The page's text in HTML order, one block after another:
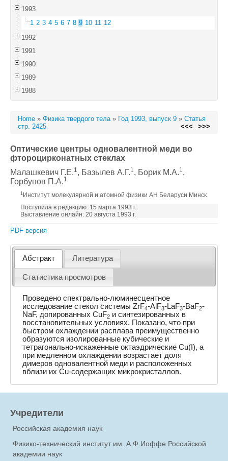
1993
1 2 3 4 5 6 7 8 9 10 11 12
1992
1991
1990
1989
1988
Home » Физика твердого тела» Год 1993, выпуск 9 » Статья
стр. 2425
<<< >>>
Оптические центры одновалентной меди во
фтороцирконатных стеклах
Малашкевич Г.Е.1, Базылев А.Г.1, Борик М.А.1,
Горбунов П.А.1
1 Институт молекулярной и атомной физики АН Беларуси Минск
Поступила в редакцию: 15 марта 1993 г.
Выставление онлайн: 20 августа 1993 г.
PDF версия
Абстракт Литература
Статистика просмотров
Проведено спектрально-люминесцентное
исследование стекол системы ZrF4-AlF3-LaF3-BaF2-
NaF, допированных CuF2 и синтезированных в
восстановительных условиях. Показано, что при
быстром охлаждении расплава преимущественно
образуются изолированные кубические и
тетрагонально-искаженные октаэдрические Cu(I), а
при медленном охлаждении возрастает доля
димеров одновалентной меди и расположенных
вблизи их Cu-содержащих микрокристаллов.
Учредители
Российская академия наук
Физико-технический институт им. А.Ф.Иоффе Российской
академии наук